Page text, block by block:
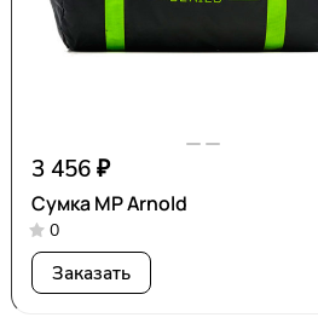
3 456 ₽
Сумка MP Arnold
0
Заказать